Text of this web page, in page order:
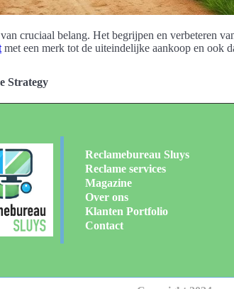
cruciaal belang. Het begrijpen en verbeteren
met een merk tot de uiteindelijke aankoop en ook
Strategy
Reclamebureau Sluys
Reclame services
Magazine
Over ons
Klanten Portfolio
Contact